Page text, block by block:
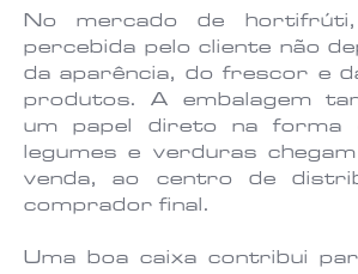
No mercado de hortifrúti,
percebida pelo cliente não
da aparência, do frescor e
produtos. A embalagem
um papel direto na forma
legumes e verduras
venda, ao centro de
comprador final.
Uma boa caixa contribui